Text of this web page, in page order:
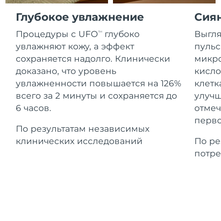
Глубокое увлажнение
Процедуры с UFOTM
глубоко
увлажняют кожу, а эффект
сохраняется надолго. Клинически
доказано, что уровень
увлажненности повышается на 126%
всего за 2 минуты и сохраняется до
6 часов.
По результатам независимых
клинических исследований
По
For healthy hair
Косметика Для мужчин
Купить
ПОДРОБНЕЕ
Гибралтар
8/15/26
Греция
Ожидаемая дата доставки
8/11/26
Гонконг (САР)
8/12/26
Венгрия
Ожидаемая дата доставки
Исландия
Ожидаемая дата доставки
Ожидаемая дата доставки